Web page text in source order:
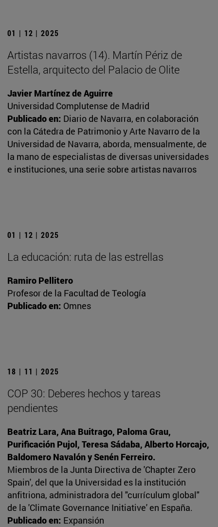
01 | 12 | 2025
Artistas navarros (14). Martín Périz de
Estella, arquitecto del Palacio de Olite
Javier Martínez de Aguirre
Universidad Complutense de Madrid
Publicado en: Diario de Navarra, en colaboración
con la Cátedra de Patrimonio y Arte Navarro de la
Universidad de Navarra, aborda, mensualmente, de
la mano de especialistas de diversas universidades
e instituciones, una serie sobre artistas navarros
01 | 12 | 2025
La educación: ruta de las estrellas
Ramiro Pellitero
Profesor de la Facultad de Teología
Publicado en: Omnes
18 | 11 | 2025
COP 30: Deberes hechos y tareas
pendientes
Beatriz Lara, Ana Buitrago, Paloma Grau,
Purificación Pujol, Teresa Sádaba, Alberto Horcajo,
Baldomero Navalón y Senén Ferreiro.
Miembros de la Junta Directiva de 'Chapter Zero
Spain', del que la Universidad es la institución
anfitriona, administradora del "currículum global"
de la 'Climate Governance Initiative' en España.
Publicado en: Expansión